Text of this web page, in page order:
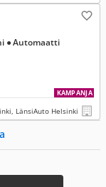
● Automaatti
KAMPANJA
LänsiAuto Helsinki